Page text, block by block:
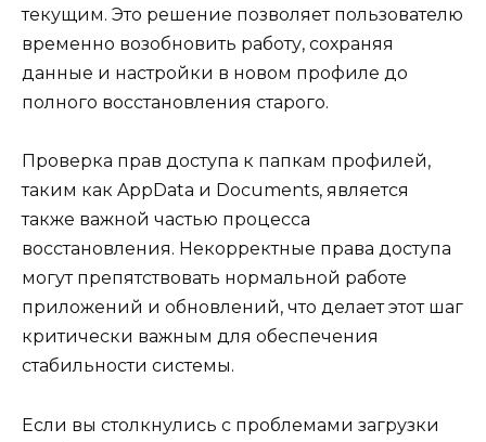
текущим. Это решение позволяет пользователю
временно возобновить работу, сохраняя
данные и настройки в новом профиле до
полного восстановления старого.
Проверка прав доступа к папкам профилей,
таким как AppData и Documents, является
также важной частью процесса
восстановления. Некорректные права доступа
могут препятствовать нормальной работе
приложений и обновлений, что делает этот шаг
критически важным для обеспечения
стабильности системы.
Если вы столкнулись с проблемами загрузки